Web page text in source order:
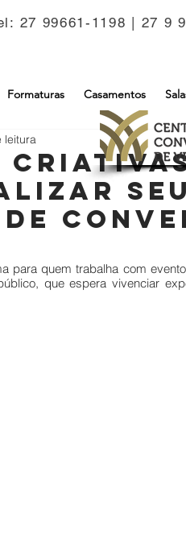
27 99661-1198 | 27 9
Formaturas Casamentos
leitura
para quem trabalha com
que espera vivenciar